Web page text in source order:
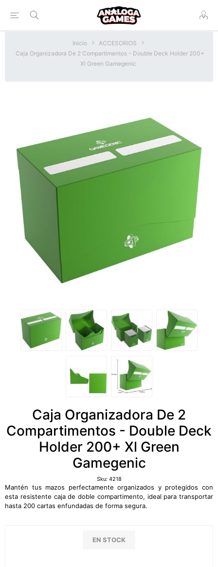
Inicio
ACCESORIOS
Caja Organizadora De 2 Compartimentos - Double Deck Holder 200+
Xl Green Gamegenic
Caja Organizadora De 2
Compartimentos - Double Deck
Holder 200+ Xl Green
Gamegenic
Sku: 4218
Mantén tus mazos perfectamente organizados y protegidos con
esta resistente caja de doble compartimento, ideal para transportar
hasta 200 cartas enfundadas de forma segura.
EN STOCK